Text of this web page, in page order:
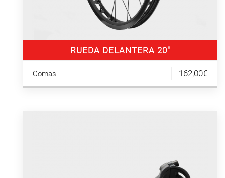
RUEDA DELANTERA 20″
Comas 162,00€